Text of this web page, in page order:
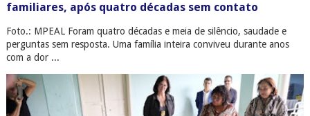
familiares, após quatro décadas sem contato
Foto.: MPEAL Foram quatro décadas e meia de silêncio, saudade e
perguntas sem resposta. Uma família inteira conviveu durante anos
com a dor ...